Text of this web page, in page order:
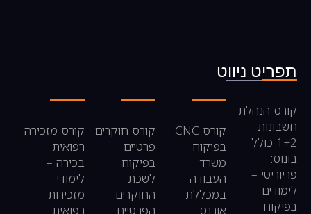
תפריט ניווט
קורס הנהלת
חשבונות
1+2 כולל
בונוס:
פריוריטי –
לימודים
בפיקוח
קורס CNC
בפיקוח
משרד
העבודה
במכללת
אורנס
קורס חוקרים
פרטיים
בפיקוח
לשכת
החוקרים
הפרטיים
קורס מזכירה
רפואית
בכירה –
לימודי
מזכירות
רפואית